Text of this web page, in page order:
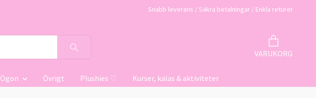
Snabb leverans / Säkra betalningar / Enkla returer
VARUKORG
Ögon Övrigt Plushies ♡ Kurser, kalas & aktiviteter